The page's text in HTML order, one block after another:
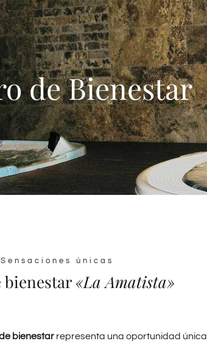
de Bienestar
únicas
bienestar«La Amatista»
bienestar representa una oportunidad única